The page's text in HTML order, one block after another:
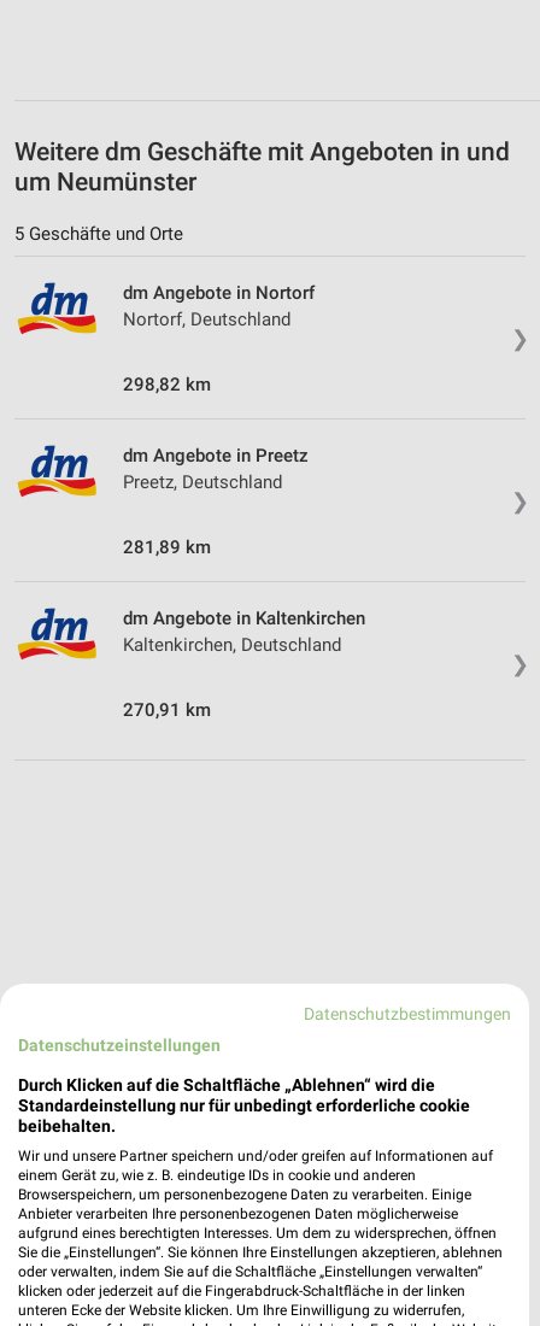
Weitere dm Geschäfte mit Angeboten in und
um Neumünster
5 Geschäfte und Orte
❯
dm Angebote in Nortorf
Nortorf, Deutschland
298,82 km
❯
dm Angebote in Preetz
Preetz, Deutschland
281,89 km
❯
dm Angebote in Kaltenkirchen
Kaltenkirchen, Deutschland
270,91 km
dm Angebote in Kiel
Kiel, Deutschland
294,30 km
Datenschutzbestimmungen
Datenschutzeinstellungen
Durch Klicken auf die Schaltfläche „Ablehnen“ wird die
Standardeinstellung nur für unbedingt erforderliche cookie
beibehalten.
Wir und unsere Partner speichern und/oder greifen auf Informationen auf
einem Gerät zu, wie z. B. eindeutige IDs in cookie und anderen
Browserspeichern, um personenbezogene Daten zu verarbeiten. Einige
Anbieter verarbeiten Ihre personenbezogenen Daten möglicherweise
aufgrund eines berechtigten Interesses. Um dem zu widersprechen, öffnen
Sie die „Einstellungen“. Sie können Ihre Einstellungen akzeptieren, ablehnen
oder verwalten, indem Sie auf die Schaltfläche „Einstellungen verwalten“
klicken oder jederzeit auf die Fingerabdruck-Schaltfläche in der linken
unteren Ecke der Website klicken. Um Ihre Einwilligung zu widerrufen,